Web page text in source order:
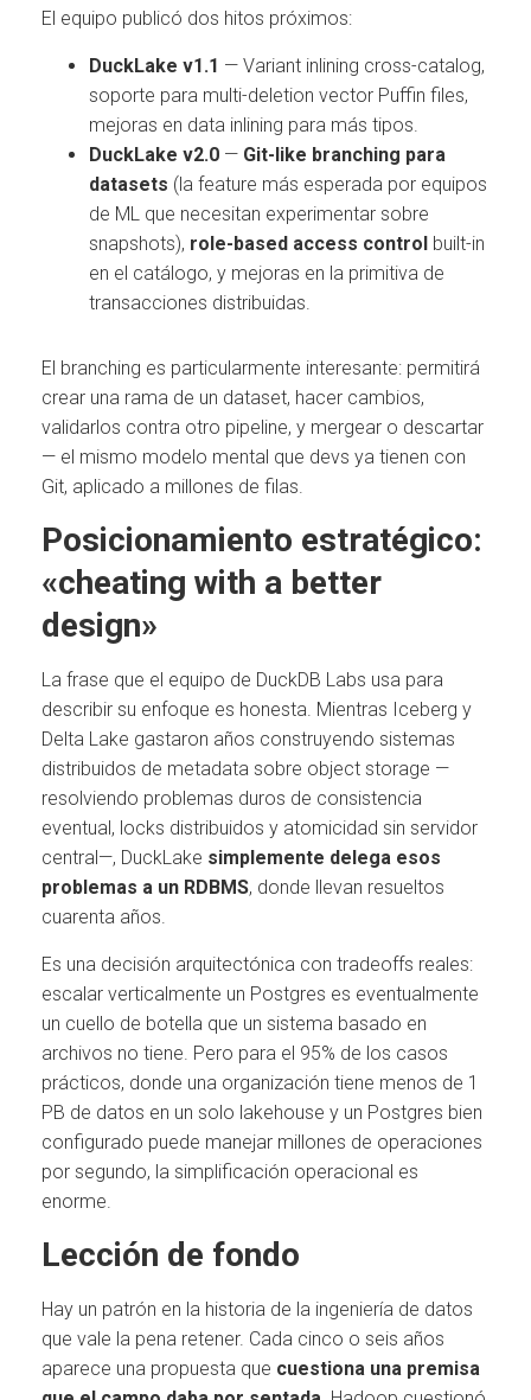
El equipo publicó dos hitos próximos:
DuckLake v1.1 — Variant inlining cross-catalog,
soporte para multi-deletion vector Puffin files,
mejoras en data inlining para más tipos.
DuckLake v2.0 — Git-like branching para
datasets (la feature más esperada por equipos
de ML que necesitan experimentar sobre
snapshots), role-based access control built-in
en el catálogo, y mejoras en la primitiva de
transacciones distribuidas.
El branching es particularmente interesante: permitirá
crear una rama de un dataset, hacer cambios,
validarlos contra otro pipeline, y mergear o descartar
— el mismo modelo mental que devs ya tienen con
Git, aplicado a millones de filas.
Posicionamiento estratégico:
«cheating with a better
design»
La frase que el equipo de DuckDB Labs usa para
describir su enfoque es honesta. Mientras Iceberg y
Delta Lake gastaron años construyendo sistemas
distribuidos de metadata sobre object storage —
resolviendo problemas duros de consistencia
eventual, locks distribuidos y atomicidad sin servidor
central—, DuckLake simplemente delega esos
problemas a un RDBMS, donde llevan resueltos
cuarenta años.
Es una decisión arquitectónica con tradeoffs reales:
escalar verticalmente un Postgres es eventualmente
un cuello de botella que un sistema basado en
archivos no tiene. Pero para el 95% de los casos
prácticos, donde una organización tiene menos de 1
PB de datos en un solo lakehouse y un Postgres bien
configurado puede manejar millones de operaciones
por segundo, la simplificación operacional es
enorme.
Lección de fondo
Hay un patrón en la historia de la ingeniería de datos
que vale la pena retener. Cada cinco o seis años
aparece una propuesta que cuestiona una premisa